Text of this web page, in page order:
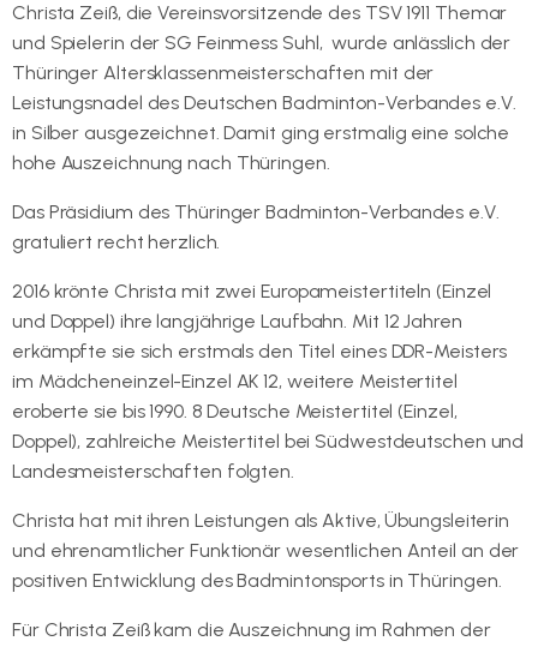
Christa Zeiß, die Vereinsvorsitzende des TSV 1911 Themar
und Spielerin der SG Feinmess Suhl, wurde anlässlich der
Thüringer Altersklassenmeisterschaften mit der
Leistungsnadel des Deutschen Badminton-Verbandes e.V.
in Silber ausgezeichnet. Damit ging erstmalig eine solche
hohe Auszeichnung nach Thüringen.
Das Präsidium des Thüringer Badminton-Verbandes e.V.
gratuliert recht herzlich.
2016 krönte Christa mit zwei Europameistertiteln (Einzel
und Doppel) ihre langjährige Laufbahn. Mit 12 Jahren
erkämpfte sie sich erstmals den Titel eines DDR-Meisters
im Mädcheneinzel-Einzel AK 12, weitere Meistertitel
eroberte sie bis 1990. 8 Deutsche Meistertitel (Einzel,
Doppel), zahlreiche Meistertitel bei Südwestdeutschen und
Landesmeisterschaften folgten.
Christa hat mit ihren Leistungen als Aktive, Übungsleiterin
und ehrenamtlicher Funktionär wesentlichen Anteil an der
positiven Entwicklung des Badmintonsports in Thüringen.
Für Christa Zeiß kam die Auszeichnung im Rahmen der